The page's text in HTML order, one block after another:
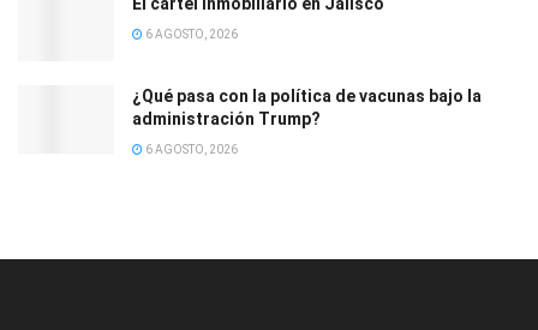
6 AGOSTO, 2026
¿Qué pasa con la política de vacunas bajo la
administración Trump?
6 AGOSTO, 2026